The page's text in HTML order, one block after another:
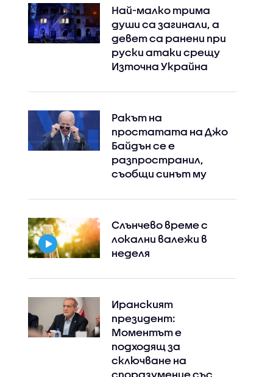
Най-малко трима
души са загинали, а
девет са ранени при
руски атаки срещу
Източна Украйна
Ракът на
простатата на Джо
Байдън се е
разпространил,
съобщи синът му
Слънчево време с
локални валежи в
неделя
Иранският
президент:
Моментът е
подходящ за
сключване на
споразумение със